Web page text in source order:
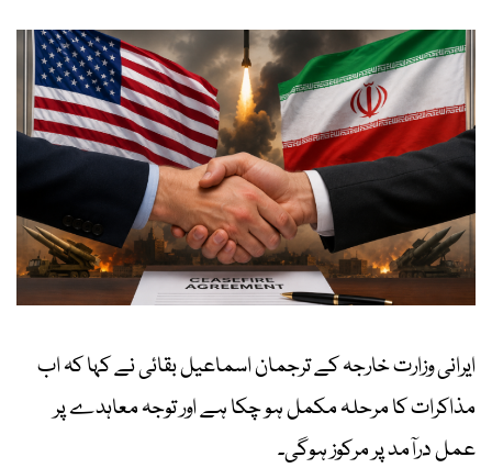
ایرانی وزارت خارجہ کے ترجمان اسماعیل بقائی نے کہا کہ اب
مذاکرات کا مرحلہ مکمل ہو چکا ہے اور توجہ معاہدے پر
عمل درآمد پر مرکوز ہوگی۔